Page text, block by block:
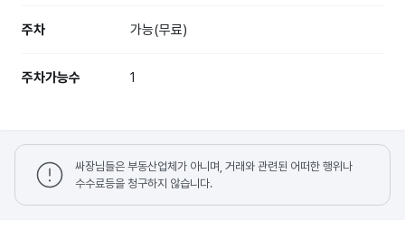
주차 가능(무료)
주차가능수 1
싸장님들은 부동산업체가 아니며, 거래와 관련된 어떠한 행위나
수수료등을 청구하지 않습니다.